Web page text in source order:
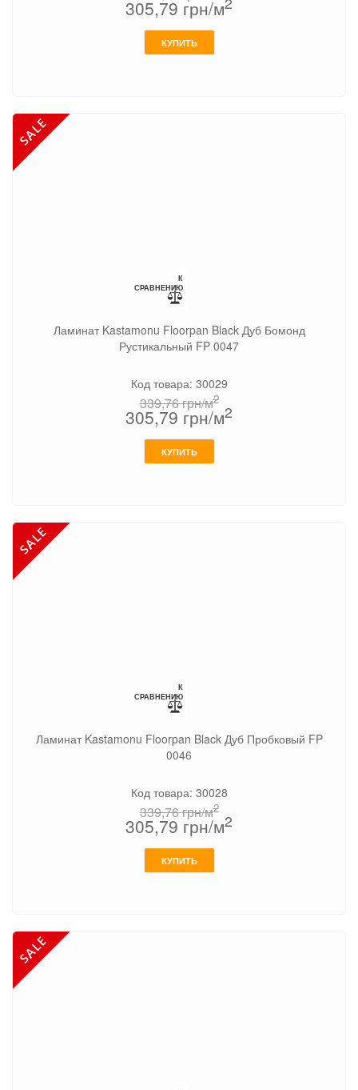
305,79 грн/м
КУПИТЬ
К
СРАВНЕНИЮ
Ламинат Kastamonu Floorpan Black Дуб Бомонд
Рустикальный FP 0047
Код товара: 30029
339,76грн/м2
305,79 грн/м2
КУПИТЬ
К
СРАВНЕНИЮ
Ламинат Kastamonu Floorpan Black Дуб Пробковый FP
0046
Код товара: 30028
339,76грн/м2
305,79 грн/м2
КУПИТЬ